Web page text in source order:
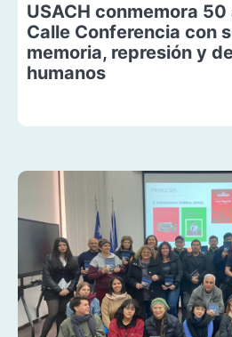
USACH conmemora
Calle Conferencia con
memoria, represión y
humanos